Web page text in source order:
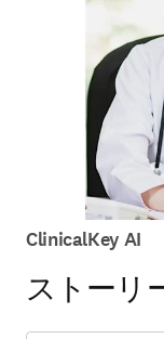
ClinicalKey AI
ストーリ